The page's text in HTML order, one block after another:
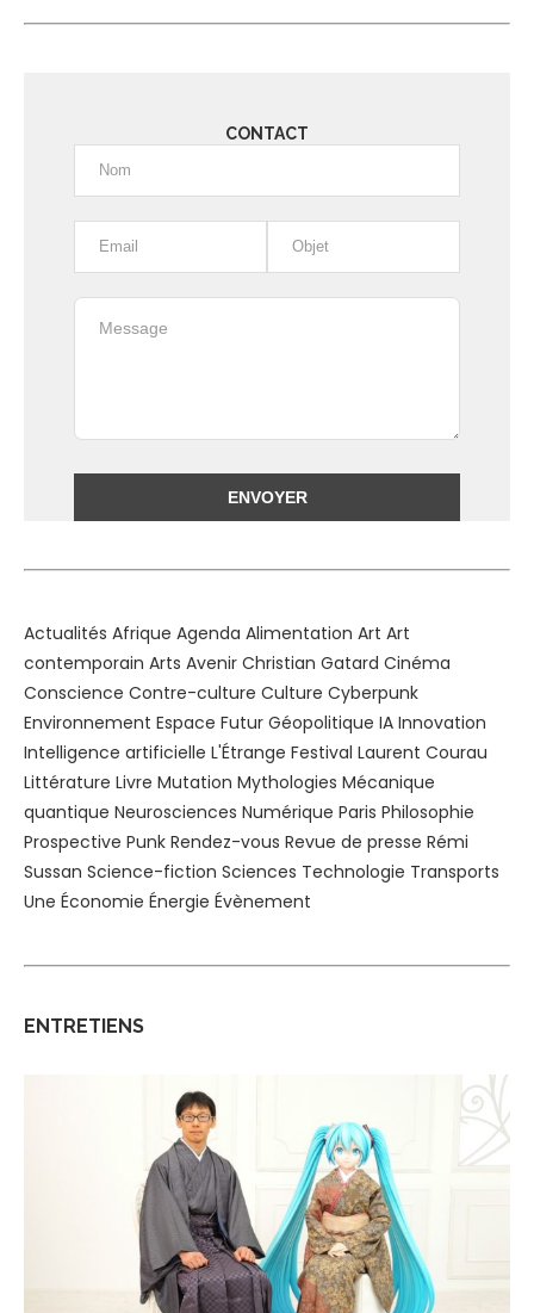
CONTACT
Actualités Afrique Agenda Alimentation Art Art
contemporain Arts Avenir Christian Gatard Cinéma
Conscience Contre-culture Culture Cyberpunk
Environnement Espace Futur Géopolitique IA Innovation
Intelligence artificielle L'Étrange Festival Laurent Courau
Littérature Livre Mutation Mythologies Mécanique
quantique Neurosciences Numérique Paris Philosophie
Prospective Punk Rendez-vous Revue de presse Rémi
Sussan Science-fiction Sciences Technologie Transports
Une Économie Énergie Évènement
ENTRETIENS